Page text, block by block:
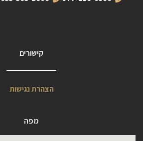
קישורים
הצהרת נגישות
מפה